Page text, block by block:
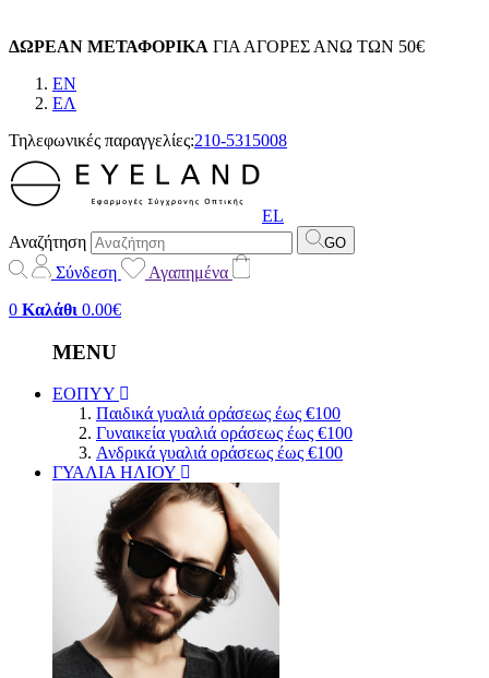
ΔΩΡΕΑΝ ΜΕΤΑΦΟΡΙΚΑ ΓΙΑ ΑΓΟΡΕΣ ΑΝΩ ΤΩΝ 50€
EN
EΛ
Τηλεφωνικές παραγγελίες:210-5315008
EL
Αναζήτηση
GO
Σύνδεση
Αγαπημένα
0 Καλάθι 0.00€
MENU
ΕΟΠΥΥ
Παιδικά γυαλιά οράσεως έως €100
Γυναικεία γυαλιά οράσεως έως €100
Ανδρικά γυαλιά οράσεως έως €100
ΓΥΑΛΙΑ ΗΛΙΟΥ